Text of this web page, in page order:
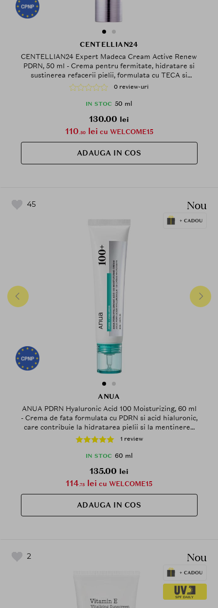
CENTELLIAN24
CENTELLIAN24 Expert Madeca Cream Active Renew
PDRN, 50 ml - Crema pentru fermitate, hidratare si
sustinerea refacerii pielii, formulata cu TECA si
PDRN, care contribuie la calmarea pielii si la
mentinerea hidratarii
0 review-uri
IN STOC 50 ml
130.00 lei
110.50lei cu WELCOME15
ADAUGA IN COS
45 Nou
ANUA
ANUA PDRN Hyaluronic Acid 100 Moisturizing, 60 ml
- Crema de fata formulata cu PDRN si acid hialuronic,
care contribuie la hidratarea pielii si la mentinerea
confortului cutanat
1 review
IN STOC 60 ml
135.00 lei
114.75 lei cu WELCOME15
ADAUGA IN COS
2 Nou